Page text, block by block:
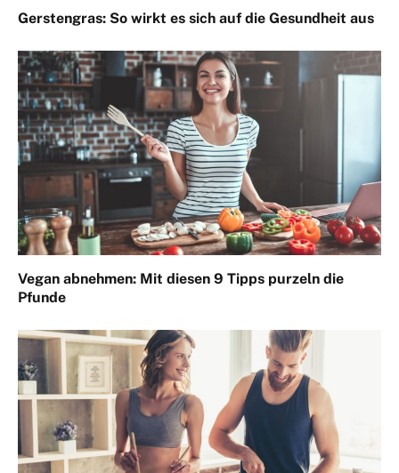
Gerstengras: So wirkt es sich auf die Gesundheit aus
Vegan abnehmen: Mit diesen 9 Tipps purzeln die
Pfunde